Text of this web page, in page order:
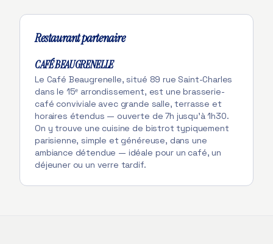
Restaurant partenaire
CAFÉ BEAUGRENELLE
Le Café Beaugrenelle, situé 89 rue Saint-Charles
dans le 15ᵉ arrondissement, est une brasserie-
café conviviale avec grande salle, terrasse et
horaires étendus — ouverte de 7h jusqu’à 1h30.
On y trouve une cuisine de bistrot typiquement
parisienne, simple et généreuse, dans une
ambiance détendue — idéale pour un café, un
déjeuner ou un verre tardif.